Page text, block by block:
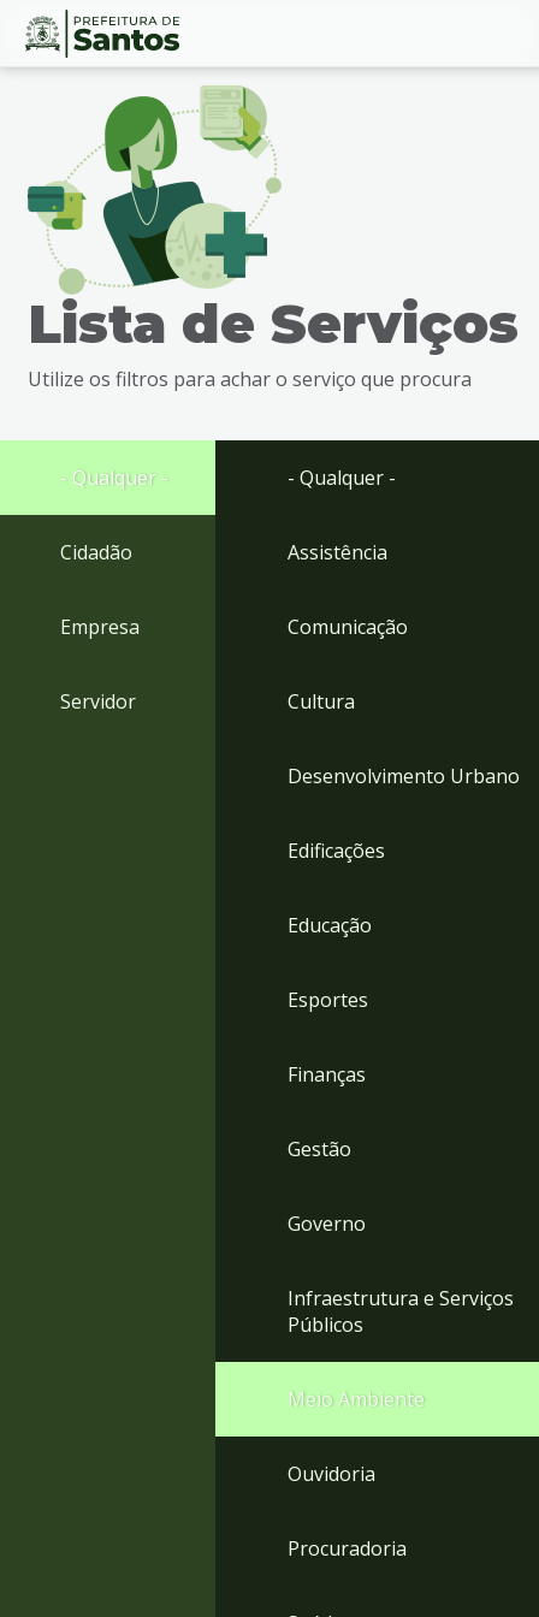
Ir
busca
Ir
rodapé
Conteúdo
Lista de Serviços
Utilize os filtros para achar o serviço que procura
- Qualquer -
Cidadão
Empresa
Servidor
- Qualquer -
Assistência
Comunicação
Cultura
Desenvolvimento Urbano
Edificações
Educação
Esportes
Finanças
Gestão
Governo
Infraestrutura e Serviços
Públicos
Meio Ambiente
Ouvidoria
Procuradoria